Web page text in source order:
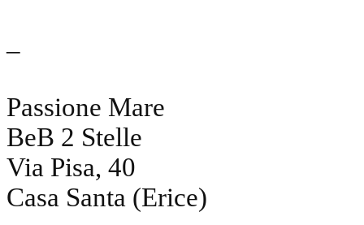
–
Passione Mare
BeB 2 Stelle
Via Pisa, 40
Casa Santa (Erice)